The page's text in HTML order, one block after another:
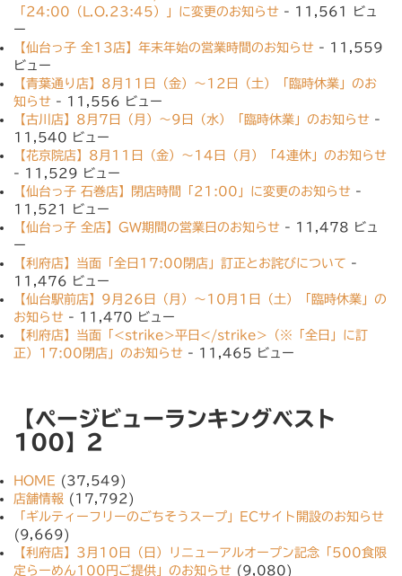
「24:00（L.O.23:45）」に変更のお知らせ - 11,561 ビュ
ー
【仙台っ子 全13店】年末年始の営業時間のお知らせ - 11,559
ビュー
【青葉通り店】8月11日（金）〜12日（土）「臨時休業」のお
知らせ - 11,556 ビュー
【古川店】8月7日（月）〜9日（水）「臨時休業」のお知らせ -
11,540 ビュー
【花京院店】8月11日（金）〜14日（月）「4連休」のお知らせ
- 11,529 ビュー
【仙台っ子 石巻店】閉店時間「21:00」に変更のお知らせ -
11,521 ビュー
【仙台っ子 全店】GW期間の営業日のお知らせ - 11,478 ビュ
ー
【利府店】当面「全日17:00閉店」訂正とお詫びについて -
11,476 ビュー
【仙台駅前店】9月26日（月）〜10月1日（土）「臨時休業」の
お知らせ - 11,470 ビュー
【利府店】当面「<strike>平日</strike>（※「全日」に訂
正）17:00閉店」のお知らせ - 11,465 ビュー
【ページビューランキングベスト
100】2
HOME (37,549)
店舗情報 (17,792)
「ギルティーフリーのごちそうスープ」ECサイト開設のお知らせ
(9,669)
【利府店】3月10日（日）リニューアルオープン記念「500食限
定らーめん100円ご提供」のお知らせ (9,080)